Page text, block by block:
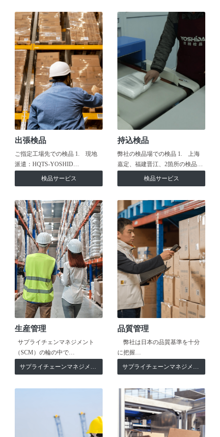
出張検品
ご指定工場先での検品 1. 現地
派遣：HQTS-YOSHID…
検品サービス
持込検品
弊社の検品場での検品 1. 上海
嘉定、福建晋江、2箇所の検品…
検品サービス
生産管理
サプライチェンマネジメント
（SCM）の輪の中で…
サプライチェーンマネジメント
品質管理
弊社は日本の品質基準を十分
に把握…
サプライチェーンマネジメント